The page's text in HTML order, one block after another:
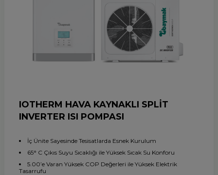
IOTHERM HAVA KAYNAKLI SPLİT
INVERTER ISI POMPASI
İç Ünite Sayesinde Tesisatlarda Esnek Kurulum
65° C Çıkıs Suyu Sıcaklığı ile Yüksek Sıcak Su Konforu
5.00’e Varan Yüksek COP Değerleri ile Yüksek Elektrik
Tasarrufu